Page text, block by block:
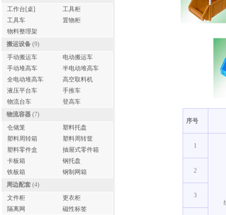
工作台[桌]
工具柜
工具车
置物柜
物料整理架
搬运设备 (9)
手动搬运车
电动搬运车
手动堆高车
半电动堆高车
全电动堆高车
高空取料机
液压平台车
手推车
物流台车
登高车
物流容器 (7)
仓储笼
塑料托盘
塑料周转箱
塑料周转筐
塑料零件盒
抽屉式零件箱
卡板箱
钢托盘
铁板箱
钢制网箱
周边配套 (4)
文件柜
更衣柜
隔离网
磁性标签
序号
1
2
3